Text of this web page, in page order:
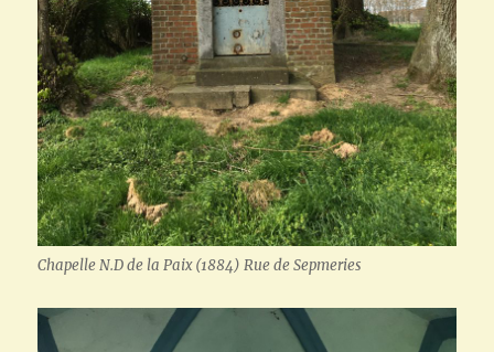
Chapelle N.D de la Paix (1884) Rue de Sepmeries